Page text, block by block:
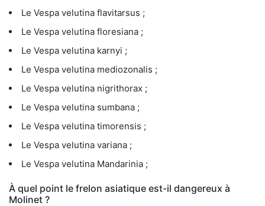
Le Vespa velutina flavitarsus ;
Le Vespa velutina floresiana ;
Le Vespa velutina karnyi ;
Le Vespa velutina mediozonalis ;
Le Vespa velutina nigrithorax ;
Le Vespa velutina sumbana ;
Le Vespa velutina timorensis ;
Le Vespa velutina variana ;
Le Vespa velutina Mandarinia ;
À quel point le frelon asiatique est-il dangereux à
Molinet ?